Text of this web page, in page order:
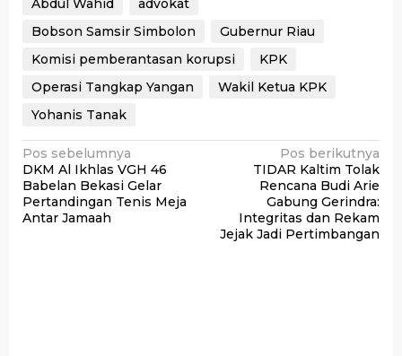
Abdul Wahid
advokat
Bobson Samsir Simbolon
Gubernur Riau
Komisi pemberantasan korupsi
KPK
Operasi Tangkap Yangan
Wakil Ketua KPK
Yohanis Tanak
Navigasi
pos
Pos sebelumnya
DKM Al Ikhlas VGH 46
Babelan Bekasi Gelar
Pertandingan Tenis Meja
Antar Jamaah
Pos berikutnya
TIDAR Kaltim Tolak
Rencana Budi Arie
Gabung Gerindra:
Integritas dan Rekam
Jejak Jadi Pertimbangan